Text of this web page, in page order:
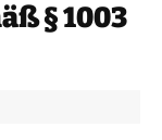
§ 1003